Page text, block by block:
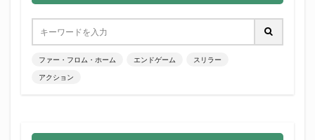
ファー・フロム・ホーム エンドゲーム スリラー
アクション